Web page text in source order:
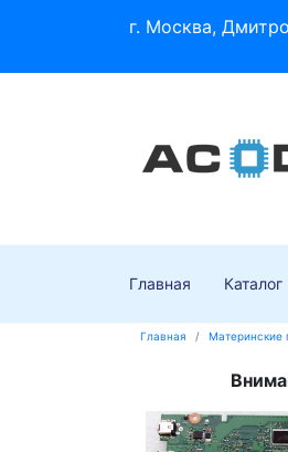
г. Москва,
Главная Каталог
Главная Материнские